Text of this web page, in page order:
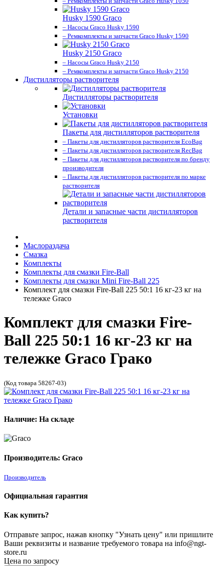
Husky 1590 Graco
– Насосы Graco Husky 1590
– Ремкомплекты и запчасти Graco Husky 1590
Husky 2150 Graco
– Насосы Graco Husky 2150
– Ремкомплекты и запчасти Graco Husky 2150
Дистилляторы растворителя
Дистилляторы растворителя
Установки
Пакеты для дистилляторов растворителя
– Пакеты для дистилляторов растворителя EcoBag
– Пакеты для дистилляторов растворителя RecBag
– Пакеты для дистилляторов растворителя по бренду
производителя
– Пакеты для дистилляторов растворителя по марке
растворителя
Детали и запасные части дистилляторов
растворителя
Маслораздача
Смазка
Комплекты
Комплекты для смазки Fire-Ball
Комплекты для смазки Mini Fire-Ball 225
Комплект для смазки Fire-Ball 225 50:1 16 кг-23 кг на
тележке Graco
Комплект для смазки Fire-
Ball 225 50:1 16 кг-23 кг на
тележке Graco Грако
(Код товара 58267-03)
Наличие: На складе
Производитель: Graco
Производитель
Официальная гарантия
Как купить?
Отправьте запрос, нажав кнопку "Узнать цену" или пришлите
Ваши реквизиты и название требуемого товара на info@ngt-
store.ru
Цена по запросу